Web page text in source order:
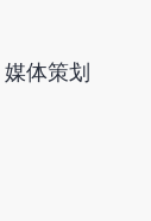
媒体策划